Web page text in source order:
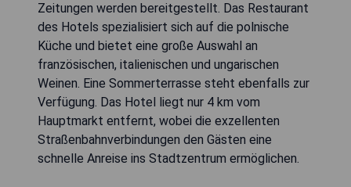
Zeitungen werden bereitgestellt. Das Restaurant
des Hotels spezialisiert sich auf die polnische
Küche und bietet eine große Auswahl an
französischen, italienischen und ungarischen
Weinen. Eine Sommerterrasse steht ebenfalls zur
Verfügung. Das Hotel liegt nur 4 km vom
Hauptmarkt entfernt, wobei die exzellenten
Straßenbahnverbindungen den Gästen eine
schnelle Anreise ins Stadtzentrum ermöglichen.